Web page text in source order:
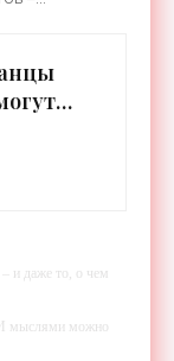
и даже то, о чем
мыслями можно